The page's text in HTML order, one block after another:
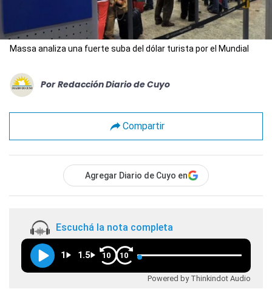
Massa analiza una fuerte suba del dólar turista por el Mundial
Por Redacción Diario de Cuyo
Compartir
Agregar Diario de Cuyo en
Escuchá la nota completa
1 1.5 10 10
Powered by Thinkindot Audio